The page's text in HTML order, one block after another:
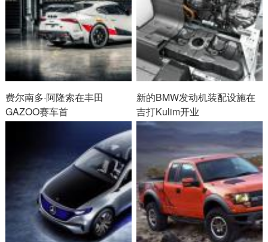
费尔南多·阿隆索在丰田
GAZOO赛车首
新的BMW发动机装配设施在
吉打Kulim开业